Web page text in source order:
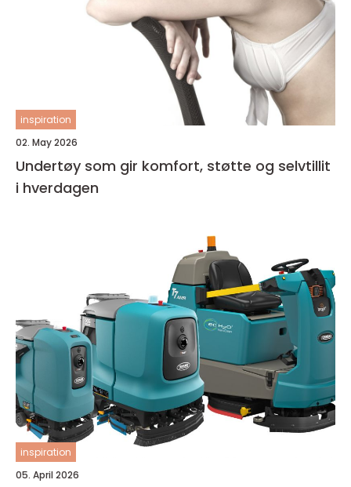
inspiration
02. May 2026
Undertøy som gir komfort, støtte og selvtillit
i hverdagen
inspiration
05. April 2026